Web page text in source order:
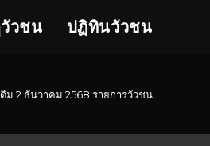
วชน ปฏิทินวัวชน
2 ธันวาคม 2568 รายการวัวชน